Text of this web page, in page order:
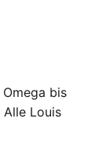
Omega bis
Alle Louis